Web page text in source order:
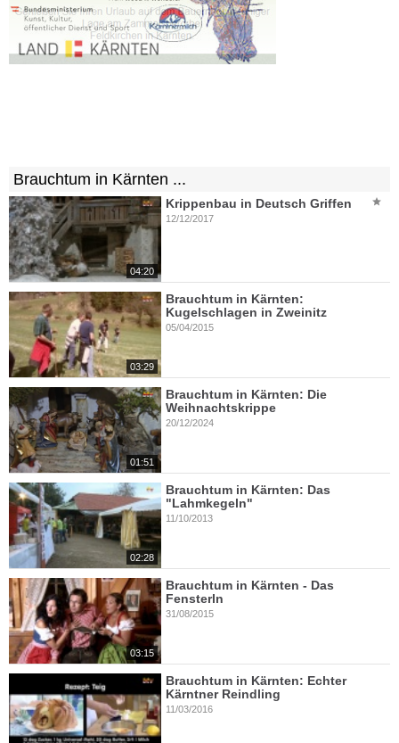
Brauchtum in Kärnten ...
04:20
Krippenbau in Deutsch Griffen
12/12/2017
03:29
Brauchtum in Kärnten:
Kugelschlagen in Zweinitz
05/04/2015
01:51
Brauchtum in Kärnten: Die
Weihnachtskrippe
20/12/2024
02:28
Brauchtum in Kärnten: Das
"Lahmkegeln"
11/10/2013
03:15
Brauchtum in Kärnten - Das
Fensterln
31/08/2015
Brauchtum in Kärnten: Echter
Kärntner Reindling
11/03/2016